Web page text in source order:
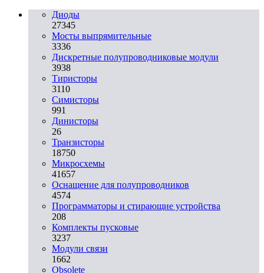
Диоды
27345
Мосты выпрямительные
3336
Дискретные полупроводниковые модули
3938
Тиристоры
3110
Симисторы
991
Динисторы
26
Транзисторы
18750
Микросхемы
41657
Оснащение для полупроводников
4574
Программаторы и стирающие устройства
208
Комплекты пусковые
3237
Модули связи
1662
Obsolete